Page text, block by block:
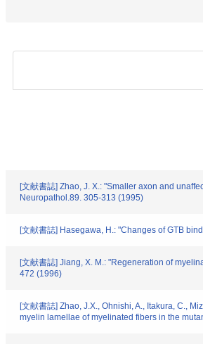
[文献書誌] Zhao, J. X.: "Smaller axon and
Neuropathol.89. 305-313 (1995)
[文献書誌] Hasegawa, H.: "Changes of GTB
[文献書誌] Jiang, X. M.: "Regeneration of
472 (1996)
[文献書誌] Zhao, J.X., Ohnishi, A., Itakura, C.,
myelin lamellae of myelinated fibers in the